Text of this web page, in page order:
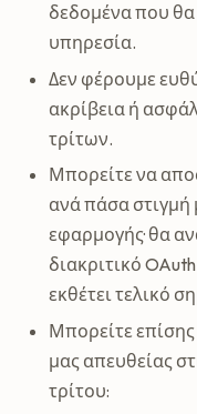
δεδομένα που
υπηρεσία.
Δεν φέρουμε
ακρίβεια ή
τρίτων.
Μπορείτε να
ανά πάσα στιγμή
εφαρμογής· θα
διακριτικό
εκθέτει τελικό
Μπορείτε
μας απευθείας
τρίτου: